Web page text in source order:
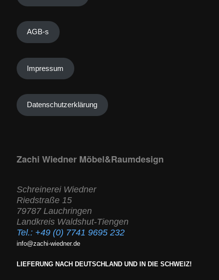
AGB-s
Impressum
Datenschutzerklärung
Zachi Wiedner Möbel&Raumdesign
Schreinerei Wiedner
Riedstraße 15
79787 Lauchringen
Landkreis Waldshut-Tiengen
Tel.: +49 (0) 7741 9695 232
info@zachi-wiedner.de
LIEFERUNG NACH DEUTSCHLAND UND IN DIE SCHWEIZ!